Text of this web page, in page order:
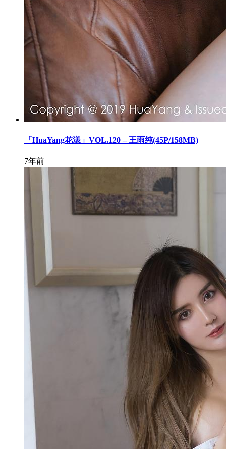
「HuaYang花漾」VOL.120 – 王雨纯(45P/158MB)
7年前